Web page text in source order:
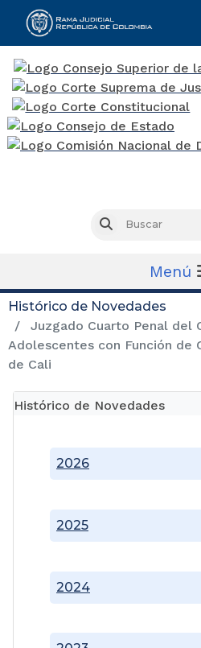
Buscar
Menú
Histórico de Novedades
Juzgado Cuarto Penal del
Adolescentes con Función de
de Cali
Histórico de Novedades
2024
2025
2026